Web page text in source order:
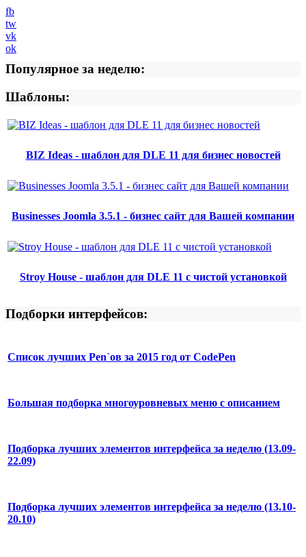
fb
tw
vk
ok
Популярное за неделю:
Шаблоны:
BIZ Ideas - шаблон для DLE 11 для бизнес новостей
Businesses Joomla 3.5.1 - бизнес сайт для Вашей компании
Stroy House - шаблон для DLE 11 с чистой установкой
Подборки интерфейсов:
Список лучших Pen`ов за 2015 год от CodePen
Большая подборка многоуровневых меню с описанием
Подборка лучших элементов интерфейса за неделю (13.09-
22.09)
Подборка лучших элементов интерфейса за неделю (13.10-
20.10)